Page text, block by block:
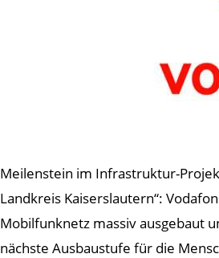
Meilenstein im Infrastruktur-
Landkreis Kaiserslautern“:
Mobilfunknetz massiv ausgebaut
nächste Ausbaustufe für die